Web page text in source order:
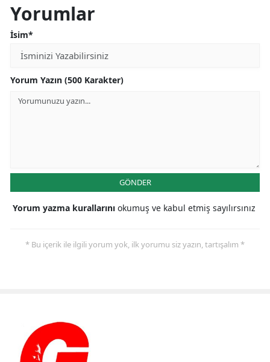
Yorumlar
İsim*
Yorum Yazın (500 Karakter)
GÖNDER
Yorum yazma kurallarını okumuş ve kabul etmiş sayılırsınız
* Bu içerik ile ilgili yorum yok, ilk yorumu siz yazın, tartışalım *